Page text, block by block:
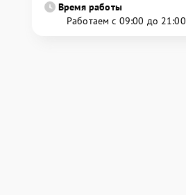
Время работы
Работаем с 09:00 до 21:00